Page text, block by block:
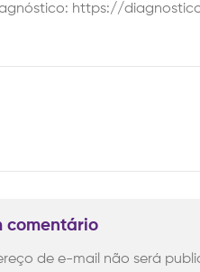
https://
comentário
de e-mail não será